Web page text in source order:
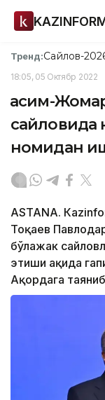
Тренд:Сайлов-
18:05, 05 Октябр 2022
Қасим-
сайловида
номидан
ASTANA.
Тоқаев
бўлажак
этиши ҳақида
Ақордага